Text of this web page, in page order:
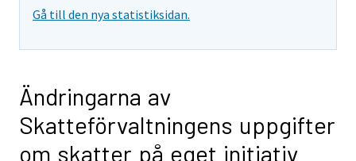
Gå till den nya statistiksidan.
Ändringarna av
Skatteförvaltningens uppgifter
om skatter på eget initiativ